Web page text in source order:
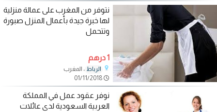
نتوفر من المغرب على عمالة منزلية
لها خبرة جيدة بأعمال المنزل صبورة
وتتحمل
1 درهم
الرباط ، المغرب
نوفر عقود عمل في المملكة
العربية السعودية لدى عائلات